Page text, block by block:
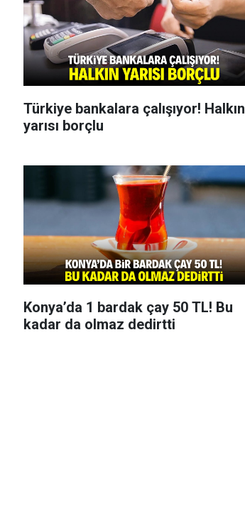
Türkiye bankalara çalışıyor! Halkın
yarısı borçlu
Konya’da 1 bardak çay 50 TL! Bu
kadar da olmaz dedirtti